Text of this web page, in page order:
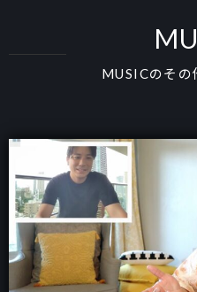
MUSICのその